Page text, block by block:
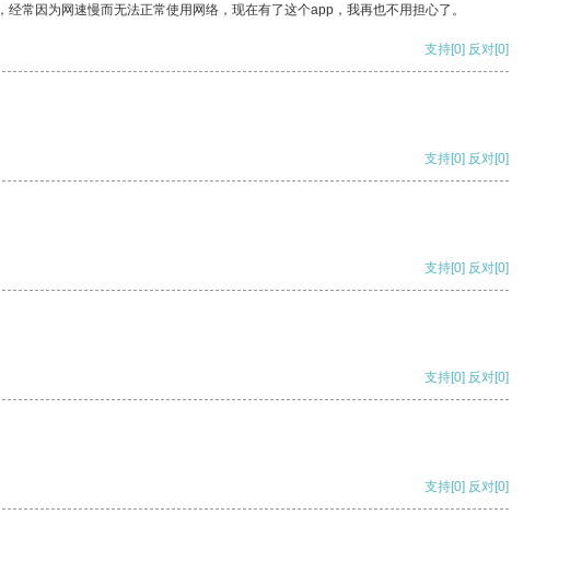
常因为网速慢而无法正常使用网络，现在有了这个app，我再也不用担心了。
支持[0] 反对[0]
支持[0] 反对[0]
支持[0] 反对[0]
支持[0] 反对[0]
支持[0] 反对[0]